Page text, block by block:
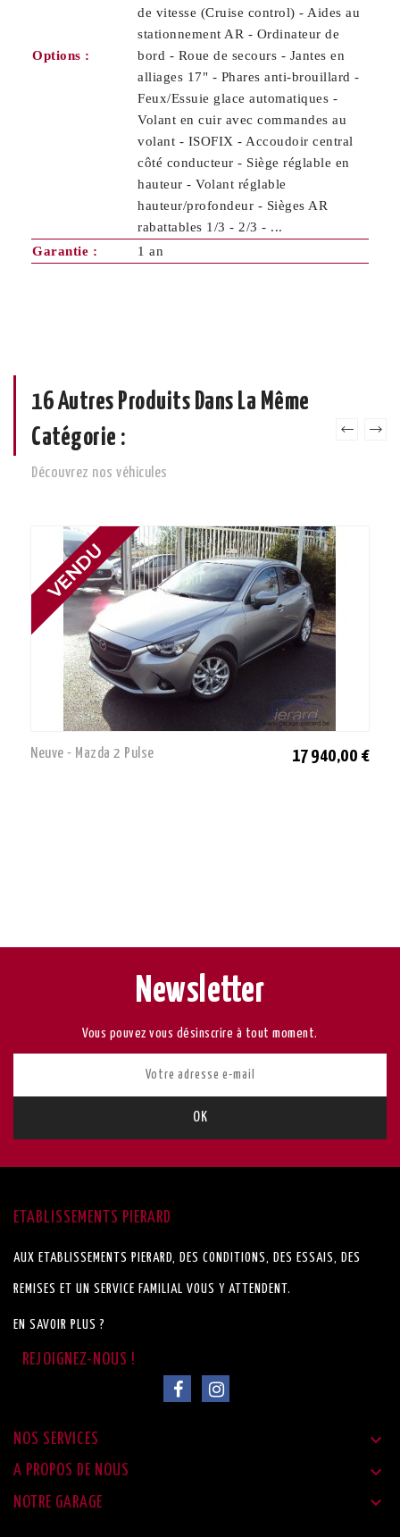
Options :
de vitesse (Cruise control) - Aides au
stationnement AR - Ordinateur de
bord - Roue de secours - Jantes en
alliages 17" - Phares anti-brouillard -
Feux/Essuie glace automatiques -
Volant en cuir avec commandes au
volant - ISOFIX - Accoudoir central
côté conducteur - Siège réglable en
hauteur - Volant réglable
hauteur/profondeur - Sièges AR
rabattables 1/3 - 2/3 - ...
Garantie :
1 an
16 Autres Produits Dans La Même
Catégorie :
Découvrez nos véhicules
Neuve - Mazda 2 Pulse 17 940,00 €
Newsletter
Vous pouvez vous désinscrire à tout moment.
ETABLISSEMENTS PIERARD
AUX ETABLISSEMENTS PIERARD, DES CONDITIONS, DES ESSAIS, DES
REMISES ET UN SERVICE FAMILIAL VOUS Y ATTENDENT.
EN SAVOIR PLUS ?
NOS SERVICES 
A PROPOS DE NOUS 
NOTRE GARAGE 